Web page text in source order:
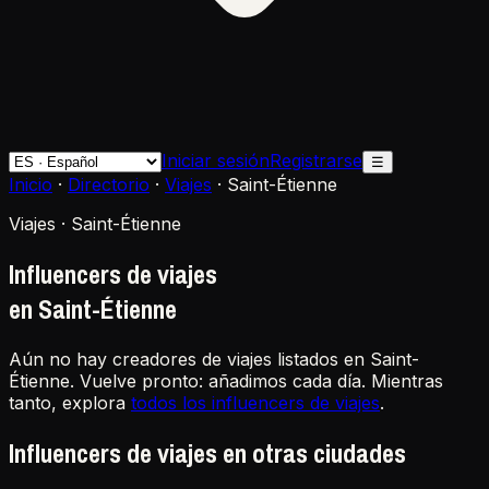
Iniciar sesiónRegistrarse ☰
Inicio · Directorio · Viajes · Saint-Étienne
Viajes · Saint-Étienne
Influencers de viajes
en Saint-Étienne
Aún no hay creadores de viajes listados en Saint-
Étienne. Vuelve pronto: añadimos cada día. Mientras
tanto, explora todos los influencers de viajes.
Influencers de viajes en otras ciudades